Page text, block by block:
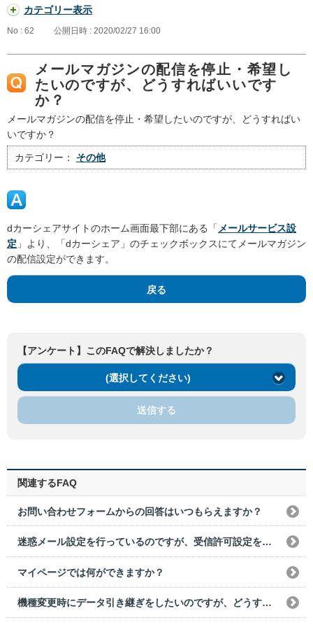
カテゴリー表示
No : 62 公開日時 : 2020/02/27 16:00
メールマガジンの配信を停止・希望し
たいのですが、どうすればいいです
か？
メールマガジンの配信を停止・希望したいのですが、どうすればい
いですか？
カテゴリー： その他
dカーシェアサイトのホーム画面最下部にある「メールサービス設
定 」より、「dカーシェア」のチェックボックスにてメールマガジン
の配信設定ができます。
戻る
【アンケート】このFAQで解決しましたか？
(選択してください)
送信する
関連するFAQ
お問い合わせフォームからの回答はいつもらえますか？
迷惑メール設定を行っているのですが、受信許可設定をする必要があるドメインを教えてください。
マイページでは何ができますか？
機種変更時にデータ引き継ぎをしたいのですが、どうすればいいですか？